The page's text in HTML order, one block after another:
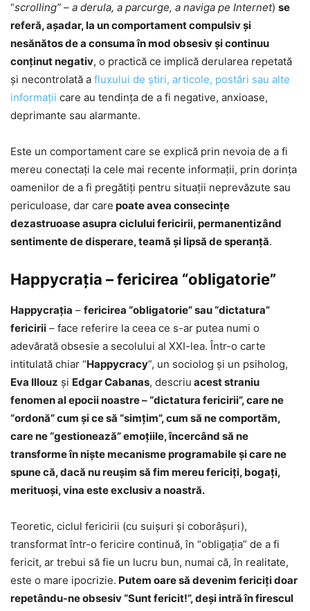
“scrolling” – a derula, a parcurge, a naviga pe Internet) se
referă, aşadar, la un comportament compulsiv și
nesănătos de a consuma în mod obsesiv și continuu
conținut negativ, o practică ce implică derularea repetată
și necontrolată a fluxului de știri, articole, postări sau alte
informații care au tendința de a fi negative, anxioase,
deprimante sau alarmante.
Este un comportament care se explică prin nevoia de a fi
mereu conectați la cele mai recente informații, prin dorinţa
oamenilor de a fi pregătiţi pentru situații neprevăzute sau
periculoase, dar care poate avea consecinţe
dezastruoase asupra ciclului fericirii, permanentizând
sentimente de disperare, teamă și lipsă de speranță.
Happycrația – fericirea “obligatorie”
Happycrația – fericirea “obligatorie” sau “dictatura”
fericirii – face referire la ceea ce s-ar putea numi o
adevărată obsesie a secolului al XXI-lea. Într-o carte
intitulată chiar “Happycracy”, un sociolog şi un psiholog,
Eva Illouz şi Edgar Cabanas, descriu acest straniu
fenomen al epocii noastre – “dictatura fericirii”, care ne
“ordonă” cum şi ce să “simţim”, cum să ne comportăm,
care ne “gestionează” emoţiile, încercând să ne
transforme în nişte mecanisme programabile şi care ne
spune că, dacă nu reuşim să fim mereu fericiţi, bogaţi,
merituoşi, vina este exclusiv a noastră.
Teoretic, ciclul fericirii (cu suişuri şi coborâşuri),
transformat într-o fericire continuă, în “obligaţia” de a fi
fericit, ar trebui să fie un lucru bun, numai că, în realitate,
este o mare ipocrizie. Putem oare să devenim fericiţi doar
repetându-ne obsesiv “Sunt fericit!”, deşi intră în firescul